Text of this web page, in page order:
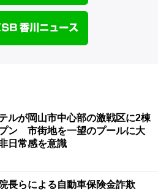
ルが岡山市中心部の激戦区に2棟
ン 市街地を一望のプールに大
日常感を意識
長らによる自動車保険金詐欺